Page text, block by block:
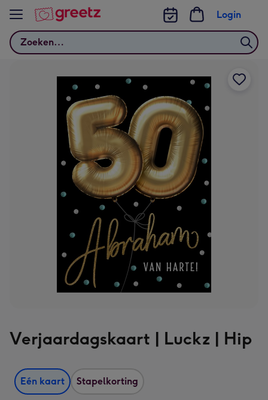
Bekijk meer
Zoeken
Login
Verjaardagskaart | Luckz | Hip
Eén kaart Stapelkorting